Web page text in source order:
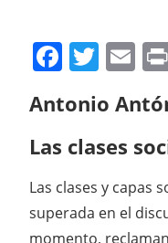
Antonio
Las clases
Las clases y capas
superada en el
momento,